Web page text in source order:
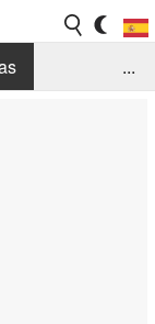
...